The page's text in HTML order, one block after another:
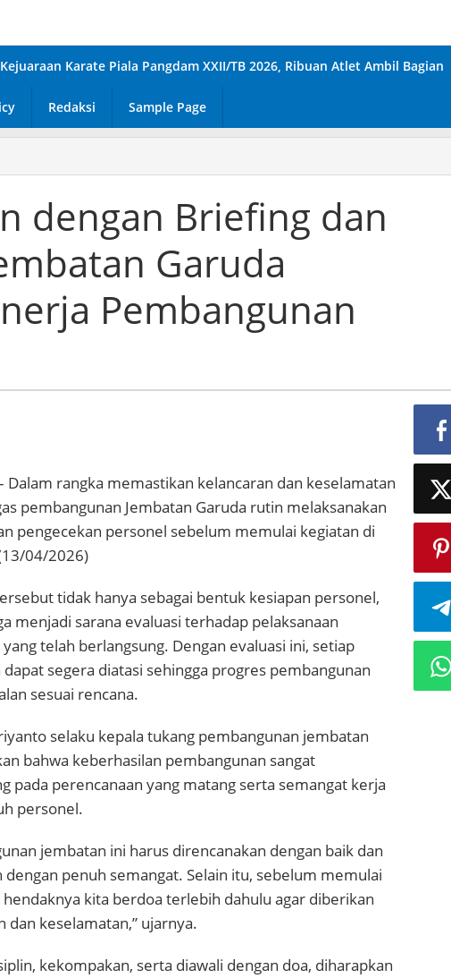
Karate Piala Pangdam XXII/TB 2026, Ribuan Atlet Ambil Bagian
Redaksi Sample Page
dengan Briefing dan
Garuda
Pembangunan
Dalam rangka memastikan kelancaran dan keselamatan
pembangunan Jembatan Garuda rutin melaksanakan
pengecekan personel sebelum memulai kegiatan di
04/2026)
tidak hanya sebagai bentuk kesiapan personel,
menjadi sarana evaluasi terhadap pelaksanaan
telah berlangsung. Dengan evaluasi ini, setiap
segera diatasi sehingga progres pembangunan
sesuai rencana.
selaku kepala tukang pembangunan jembatan
bahwa keberhasilan pembangunan sangat
pada perencanaan yang matang serta semangat kerja
personel.
jembatan ini harus direncanakan dengan baik dan
dengan penuh semangat. Selain itu, sebelum memulai
kita berdoa terlebih dahulu agar diberikan
dan keselamatan,” ujarnya.
kekompakan, serta diawali dengan doa, diharapkan